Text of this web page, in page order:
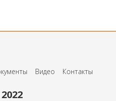
Видео Контакты